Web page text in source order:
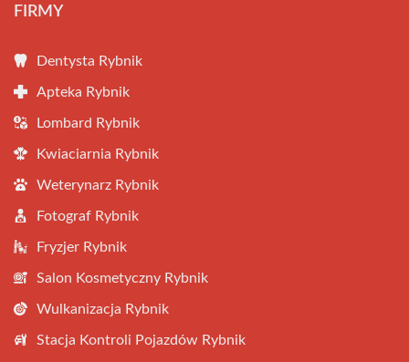
FIRMY
Dentysta Rybnik
Apteka Rybnik
Lombard Rybnik
Kwiaciarnia Rybnik
Weterynarz Rybnik
Fotograf Rybnik
Fryzjer Rybnik
Salon Kosmetyczny Rybnik
Wulkanizacja Rybnik
Stacja Kontroli Pojazdów Rybnik